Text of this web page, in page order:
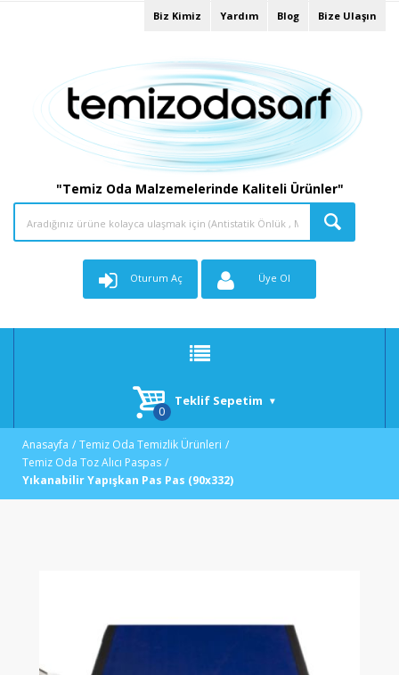
Biz Kimiz Yardım Blog Bize Ulaşın
"Temiz Oda Malzemelerinde Kaliteli Ürünler"
Oturum Aç Üye Ol
Teklif Sepetim
Anasayfa
Temiz Oda Temizlik Ürünleri
Temiz Oda Toz Alıcı Paspas
Yıkanabilir Yapışkan Pas Pas (90x332)